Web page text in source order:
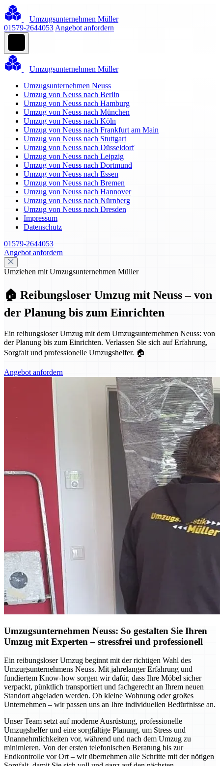
Umzugsunternehmen Müller
01579-2644053 Angebot anfordern
Umzugsunternehmen Müller
Umzugsunternehmen Neuss
Umzug von Neuss nach Berlin
Umzug von Neuss nach Hamburg
Umzug von Neuss nach München
Umzug von Neuss nach Köln
Umzug von Neuss nach Frankfurt am Main
Umzug von Neuss nach Stuttgart
Umzug von Neuss nach Düsseldorf
Umzug von Neuss nach Leipzig
Umzug von Neuss nach Dortmund
Umzug von Neuss nach Essen
Umzug von Neuss nach Bremen
Umzug von Neuss nach Hannover
Umzug von Neuss nach Nürnberg
Umzug von Neuss nach Dresden
Impressum
Datenschutz
01579-2644053
Angebot anfordern
Umziehen mit Umzugsunternehmen Müller
🏠 Reibungsloser Umzug mit Neuss – von
der Planung bis zum Einrichten
Ein reibungsloser Umzug mit dem Umzugsunternehmen Neuss: von
der Planung bis zum Einrichten. Verlassen Sie sich auf Erfahrung,
Sorgfalt und professionelle Umzugshelfer. 🏠
Angebot anfordern
Umzugsunternehmen Neuss: So gestalten Sie Ihren
Umzug mit Experten – stressfrei und professionell
Ein reibungsloser Umzug beginnt mit der richtigen Wahl des
Umzugsunternehmens Neuss. Mit jahrelanger Erfahrung und
fundiertem Know-how sorgen wir dafür, dass Ihre Möbel sicher
verpackt, pünktlich transportiert und fachgerecht an Ihrem neuen
Standort abgeladen werden. Ob kleine Wohnung oder großes
Unternehmen – wir passen uns an Ihre individuellen Bedürfnisse an.
Unser Team setzt auf moderne Ausrüstung, professionelle
Umzugshelfer und eine sorgfältige Planung, um Stress und
Unannehmlichkeiten vor, während und nach dem Umzug zu
minimieren. Von der ersten telefonischen Beratung bis zur
Endkontrolle vor Ort – wir übernehmen alle Schritte mit der nötigen